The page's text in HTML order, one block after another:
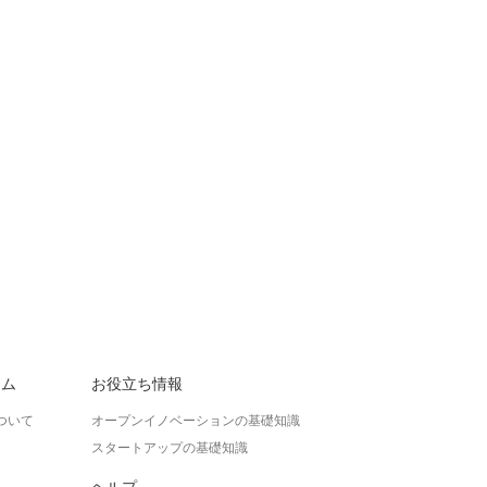
いて
お役立ち情報
オープンイノベーションの基礎知識
スタートアップの基礎知識